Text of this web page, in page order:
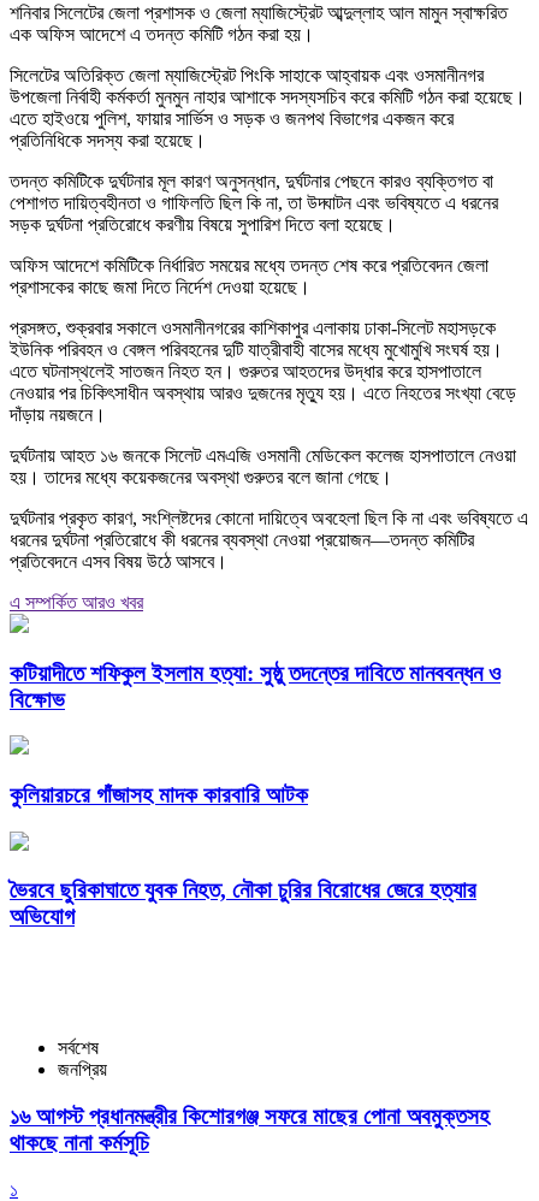
শনিবার সিলেটের জেলা প্রশাসক ও জেলা ম্যাজিস্ট্রেট আব্দুল্লাহ আল মামুন স্বাক্ষরিত
এক অফিস আদেশে এ তদন্ত কমিটি গঠন করা হয়।
সিলেটের অতিরিক্ত জেলা ম্যাজিস্ট্রেট পিংকি সাহাকে আহ্বায়ক এবং ওসমানীনগর
উপজেলা নির্বাহী কর্মকর্তা মুনমুন নাহার আশাকে সদস্যসচিব করে কমিটি গঠন করা হয়েছে।
এতে হাইওয়ে পুলিশ, ফায়ার সার্ভিস ও সড়ক ও জনপথ বিভাগের একজন করে
প্রতিনিধিকে সদস্য করা হয়েছে।
তদন্ত কমিটিকে দুর্ঘটনার মূল কারণ অনুসন্ধান, দুর্ঘটনার পেছনে কারও ব্যক্তিগত বা
পেশাগত দায়িত্বহীনতা ও গাফিলতি ছিল কি না, তা উদ্ঘাটন এবং ভবিষ্যতে এ ধরনের
সড়ক দুর্ঘটনা প্রতিরোধে করণীয় বিষয়ে সুপারিশ দিতে বলা হয়েছে।
অফিস আদেশে কমিটিকে নির্ধারিত সময়ের মধ্যে তদন্ত শেষ করে প্রতিবেদন জেলা
প্রশাসকের কাছে জমা দিতে নির্দেশ দেওয়া হয়েছে।
প্রসঙ্গত, শুক্রবার সকালে ওসমানীনগরের কাশিকাপুর এলাকায় ঢাকা-সিলেট মহাসড়কে
ইউনিক পরিবহন ও বেঙ্গল পরিবহনের দুটি যাত্রীবাহী বাসের মধ্যে মুখোমুখি সংঘর্ষ হয়।
এতে ঘটনাস্থলেই সাতজন নিহত হন। গুরুতর আহতদের উদ্ধার করে হাসপাতালে
নেওয়ার পর চিকিৎসাধীন অবস্থায় আরও দুজনের মৃত্যু হয়। এতে নিহতের সংখ্যা বেড়ে
দাঁড়ায় নয়জনে।
দুর্ঘটনায় আহত ১৬ জনকে সিলেট এমএজি ওসমানী মেডিকেল কলেজ হাসপাতালে নেওয়া
হয়। তাদের মধ্যে কয়েকজনের অবস্থা গুরুতর বলে জানা গেছে।
দুর্ঘটনার প্রকৃত কারণ, সংশ্লিষ্টদের কোনো দায়িত্বে অবহেলা ছিল কি না এবং ভবিষ্যতে এ
ধরনের দুর্ঘটনা প্রতিরোধে কী ধরনের ব্যবস্থা নেওয়া প্রয়োজন—তদন্ত কমিটির
প্রতিবেদনে এসব বিষয় উঠে আসবে।
এ সম্পর্কিত আরও খবর
কটিয়াদীতে শফিকুল ইসলাম হত্যা: সুষ্ঠু তদন্তের দাবিতে মানববন্ধন ও
বিক্ষোভ
কুলিয়ারচরে গাঁজাসহ মাদক কারবারি আটক
ভৈরবে ছুরিকাঘাতে যুবক নিহত, নৌকা চুরির বিরোধের জেরে হত্যার
অভিযোগ
সর্বশেষ
জনপ্রিয়
১৬ আগস্ট প্রধানমন্ত্রীর কিশোরগঞ্জ সফরে মাছের পোনা অবমুক্তসহ
থাকছে নানা কর্মসূচি
১